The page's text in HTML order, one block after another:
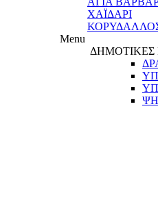
ΧΑΪΔΑΡΙ
Menu
ΔΗΜΟΤΙΚΕΣ